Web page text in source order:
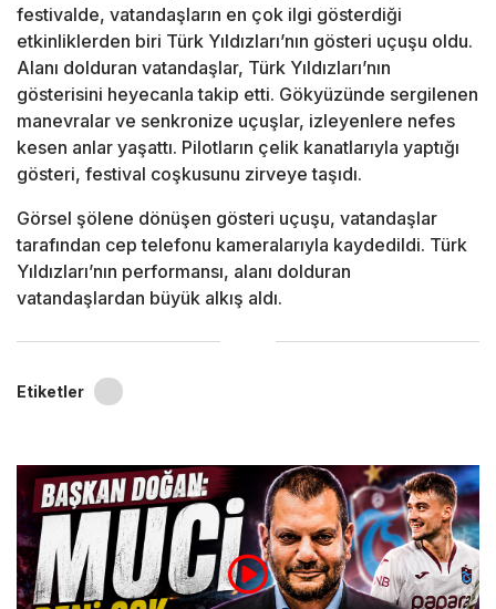
festivalde, vatandaşların en çok ilgi gösterdiği
etkinliklerden biri Türk Yıldızları’nın gösteri uçuşu oldu.
Alanı dolduran vatandaşlar, Türk Yıldızları’nın
gösterisini heyecanla takip etti. Gökyüzünde sergilenen
manevralar ve senkronize uçuşlar, izleyenlere nefes
kesen anlar yaşattı. Pilotların çelik kanatlarıyla yaptığı
gösteri, festival coşkusunu zirveye taşıdı.
Görsel şölene dönüşen gösteri uçuşu, vatandaşlar
tarafından cep telefonu kameralarıyla kaydedildi. Türk
Yıldızları’nın performansı, alanı dolduran
vatandaşlardan büyük alkış aldı.
Etiketler